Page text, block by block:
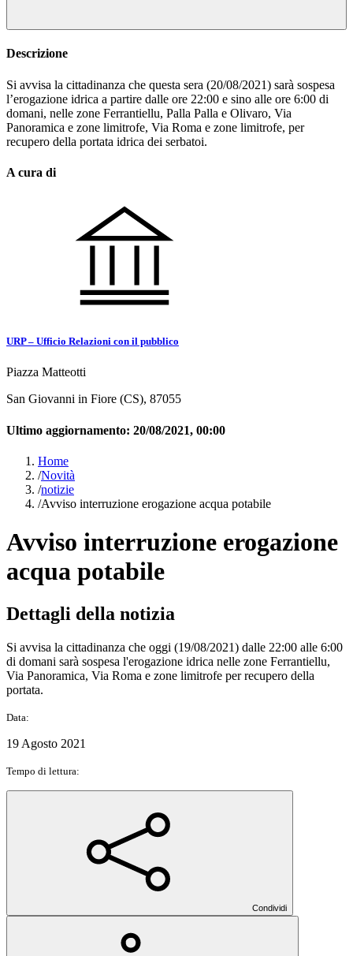
Descrizione
Si avvisa la cittadinanza che questa sera (20/08/2021) sarà sospesa
l’erogazione idrica a partire dalle ore 22:00 e sino alle ore 6:00 di
domani, nelle zone Ferrantiellu, Palla Palla e Olivaro, Via
Panoramica e zone limitrofe, Via Roma e zone limitrofe, per
recupero della portata idrica dei serbatoi.
A cura di
URP – Ufficio Relazioni con il pubblico
Piazza Matteotti
San Giovanni in Fiore (CS), 87055
Ultimo aggiornamento: 20/08/2021, 00:00
Home
/Novità
/notizie
/Avviso interruzione erogazione acqua potabile
Avviso interruzione erogazione
acqua potabile
Dettagli della notizia
Si avvisa la cittadinanza che oggi (19/08/2021) dalle 22:00 alle 6:00
di domani sarà sospesa l'erogazione idrica nelle zone Ferrantiellu,
Via Panoramica, Via Roma e zone limitrofe per recupero della
portata.
Data:
19 Agosto 2021
Tempo di lettura:
Condividi